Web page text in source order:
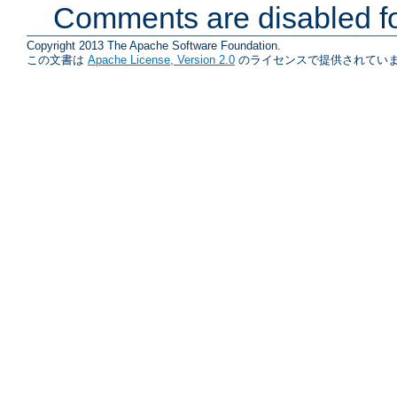
Comments are disabled
Copyright 2013 The Apache Software Foundation.
この文書は Apache License, Version 2.0 のライセンスで提供されてい